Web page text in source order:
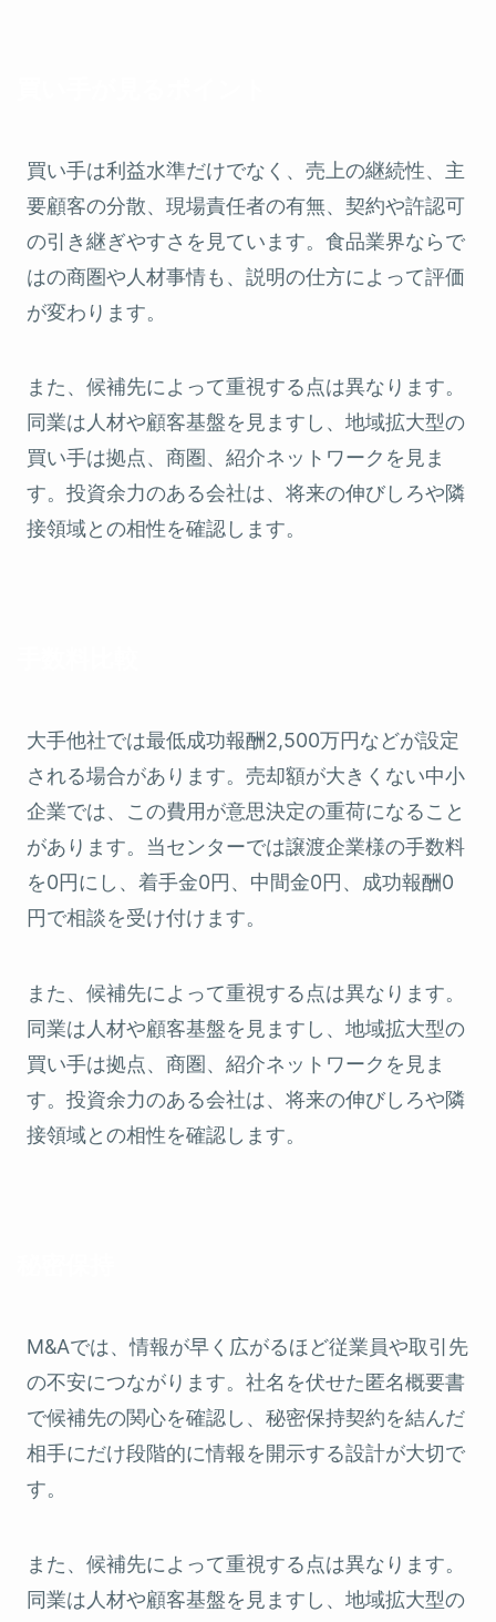
買い手は利益水準だけでなく、売上の継続性、主
要顧客の分散、現場責任者の有無、契約や許認可
の引き継ぎやすさを見ています。食品業界ならで
はの商圏や人材事情も、説明の仕方によって評価
が変わります。
また、候補先によって重視する点は異なります。
同業は人材や顧客基盤を見ますし、地域拡大型の
買い手は拠点、商圏、紹介ネットワークを見ま
す。投資余力のある会社は、将来の伸びしろや隣
接領域との相性を確認します。
大手他社では最低成功報酬2,500万円などが設定
される場合があります。売却額が大きくない中小
企業では、この費用が意思決定の重荷になること
があります。当センターでは譲渡企業様の手数料
を0円にし、着手金0円、中間金0円、成功報酬0
円で相談を受け付けます。
また、候補先によって重視する点は異なります。
同業は人材や顧客基盤を見ますし、地域拡大型の
買い手は拠点、商圏、紹介ネットワークを見ま
す。投資余力のある会社は、将来の伸びしろや隣
接領域との相性を確認します。
M&Aでは、情報が早く広がるほど従業員や取引先
の不安につながります。社名を伏せた匿名概要書
で候補先の関心を確認し、秘密保持契約を結んだ
相手にだけ段階的に情報を開示する設計が大切で
す。
また、候補先によって重視する点は異なります。
同業は人材や顧客基盤を見ますし、地域拡大型の